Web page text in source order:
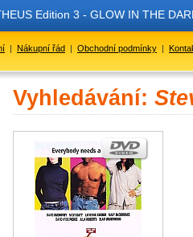
Edition 3 - GLOW IN THE
| Nákupní řád | Obchodní podmínky |
Vyhledávání: